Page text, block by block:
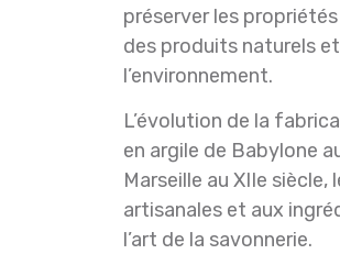
préserver les
des produits naturels
l’environnement.
L’évolution de la
en argile de Babylone
Marseille au XIIe
artisanales et aux
l’art de la savonnerie.